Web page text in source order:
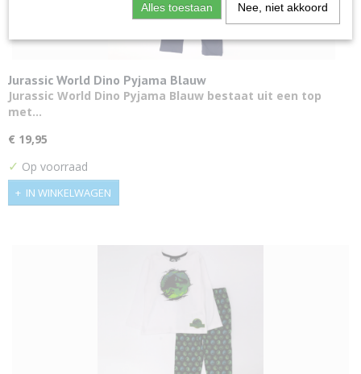
Jurassic World Dino Pyjama Blauw
Jurassic World Dino Pyjama Blauw bestaat uit een top
met…
€ 19,95
✓ Op voorraad
IN WINKELWAGEN
Alles toestaan Nee, niet akkoord